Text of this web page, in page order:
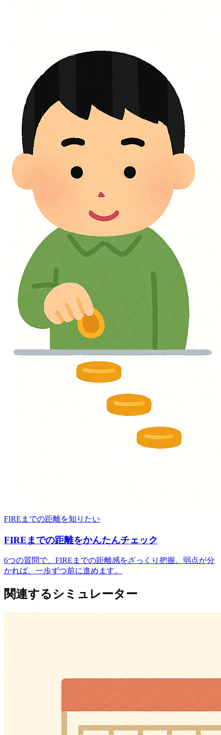
FIREまでの距離を知りたい
FIREまでの距離をかんたんチェック
6つの質問で、FIREまでの距離感をざっくり把握。弱点が分
かれば、一歩ずつ前に進めます。
関連するシミュレーター